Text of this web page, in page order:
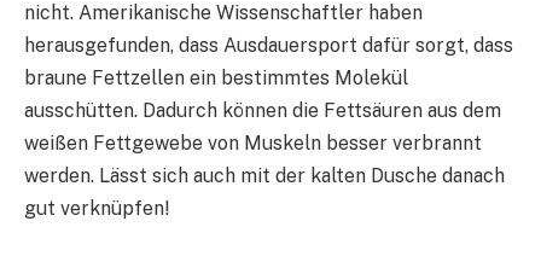
nicht. Amerikanische Wissenschaftler haben
herausgefunden, dass Ausdauersport dafür sorgt, dass
braune Fettzellen ein bestimmtes Molekül
ausschütten. Dadurch können die Fettsäuren aus dem
weißen Fettgewebe von Muskeln besser verbrannt
werden. Lässt sich auch mit der kalten Dusche danach
gut verknüpfen!